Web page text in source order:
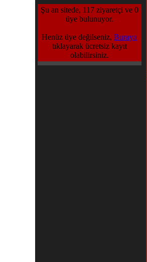
Şu an sitede, 117 ziyaretçi ve 0
üye bulunuyor.
Henüz üye değilseniz, Buraya
tıklayarak ücretsiz kayıt
olabilirsiniz.